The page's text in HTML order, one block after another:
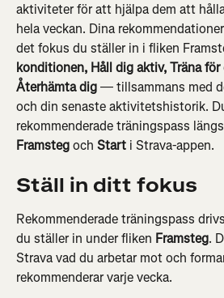
aktiviteter för att hjälpa dem att
hela veckan. Dina
det fokus du ställer in i fliken
konditionen, Håll dig aktiv, Träna
Återhämta dig — tillsammans med
och din senaste aktivitetshistorik.
rekommenderade träningspass
Framsteg och Start i Strava-appen.
Ställ in ditt fokus
Rekommenderade träningspass
du ställer in under fliken Framsteg.
Strava vad du arbetar mot och
rekommenderar varje vecka.